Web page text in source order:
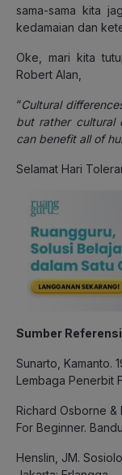
sama-sama kita
kedamaian dan
Oke, mari kita
Robert Alan,
“Cultural
but rather cultural
can benefit all of
Selamat Hari
Sumber
Sunarto, Kamanto.
Lembaga Penerbit
Richard Osborne &
For Beginner.
Henslin, JM.